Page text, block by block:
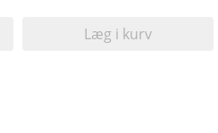
Læg i kurv